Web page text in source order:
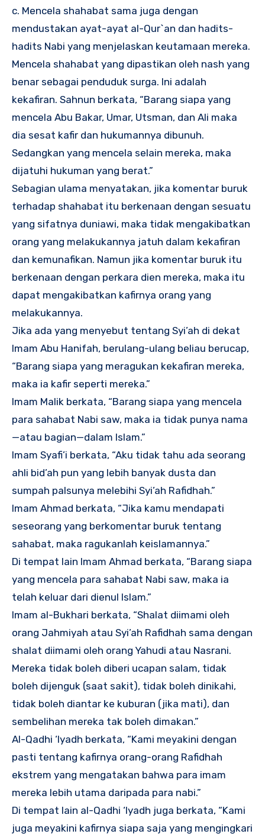
c. Mencela shahabat sama juga dengan
mendustakan ayat-ayat al-Qur`an dan hadits-
hadits Nabi yang menjelaskan keutamaan mereka.
Mencela shahabat yang dipastikan oleh nash yang
benar sebagai penduduk surga. Ini adalah
kekafiran. Sahnun berkata, “Barang siapa yang
mencela Abu Bakar, Umar, Utsman, dan Ali maka
dia sesat kafir dan hukumannya dibunuh.
Sedangkan yang mencela selain mereka, maka
dijatuhi hukuman yang berat.”
Sebagian ulama menyatakan, jika komentar buruk
terhadap shahabat itu berkenaan dengan sesuatu
yang sifatnya duniawi, maka tidak mengakibatkan
orang yang melakukannya jatuh dalam kekafiran
dan kemunafikan. Namun jika komentar buruk itu
berkenaan dengan perkara dien mereka, maka itu
dapat mengakibatkan kafirnya orang yang
melakukannya.
Jika ada yang menyebut tentang Syi’ah di dekat
Imam Abu Hanifah, berulang-ulang beliau berucap,
“Barang siapa yang meragukan kekafiran mereka,
maka ia kafir seperti mereka.”
Imam Malik berkata, “Barang siapa yang mencela
para sahabat Nabi saw, maka ia tidak punya nama
—atau bagian—dalam Islam.”
Imam Syafi’i berkata, “Aku tidak tahu ada seorang
ahli bid’ah pun yang lebih banyak dusta dan
sumpah palsunya melebihi Syi’ah Rafidhah.”
Imam Ahmad berkata, “Jika kamu mendapati
seseorang yang berkomentar buruk tentang
sahabat, maka ragukanlah keislamannya.”
Di tempat lain Imam Ahmad berkata, “Barang siapa
yang mencela para sahabat Nabi saw, maka ia
telah keluar dari dienul Islam.”
Imam al-Bukhari berkata, “Shalat diimami oleh
orang Jahmiyah atau Syi’ah Rafidhah sama dengan
shalat diimami oleh orang Yahudi atau Nasrani.
Mereka tidak boleh diberi ucapan salam, tidak
boleh dijenguk (saat sakit), tidak boleh dinikahi,
tidak boleh diantar ke kuburan (jika mati), dan
sembelihan mereka tak boleh dimakan.”
Al-Qadhi ‘Iyadh berkata, “Kami meyakini dengan
pasti tentang kafirnya orang-orang Rafidhah
ekstrem yang mengatakan bahwa para imam
mereka lebih utama daripada para nabi.”
Di tempat lain al-Qadhi ‘Iyadh juga berkata, “Kami
juga meyakini kafirnya siapa saja yang mengingkari